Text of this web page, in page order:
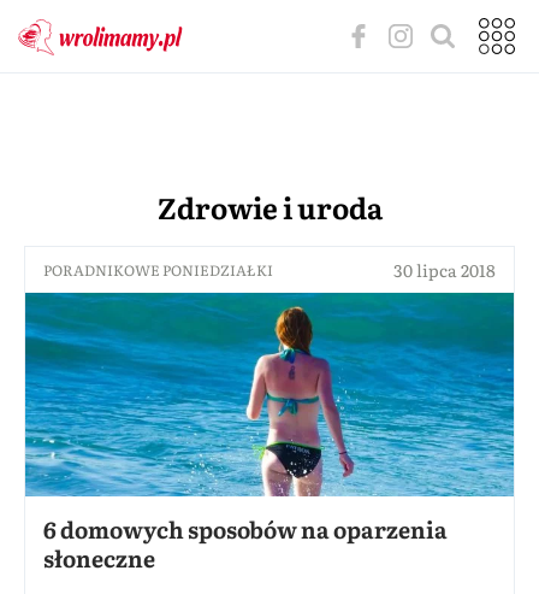
Zdrowie i uroda
PORADNIKOWE PONIEDZIAŁKI 30 lipca 2018
6 domowych sposobów na oparzenia
słoneczne